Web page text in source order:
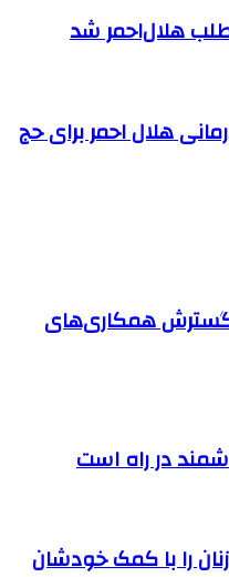
هلال‌احمر شد
هلال احمر برای حج
گسترش همکاری‌های
در راه است
را با کمک خودشان